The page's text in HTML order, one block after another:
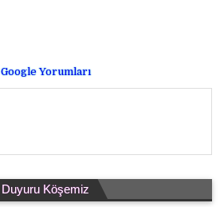
Google Yorumları
Duyuru Köşemiz